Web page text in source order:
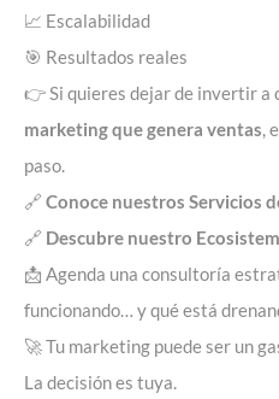
📈 Escalabilidad
🎯 Resultados reales
👉 Si quieres dejar de invertir a
marketing que genera ventas,
paso.
🔗 Conoce nuestros Servicios
🔗 Descubre nuestro
📩 Agenda una consultoría
funcionando… y qué está
🚀 Tu marketing puede ser un
La decisión es tuya.